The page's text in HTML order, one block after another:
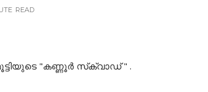
READ
"കണ്ണൂർ സ്‌ക്വാഡ് " .